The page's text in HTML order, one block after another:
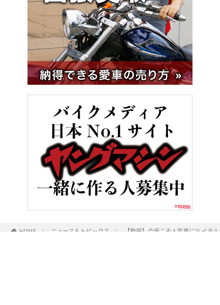
HOME ニュース＆トピックス 【動画】今度こそ人気車に?! イタ